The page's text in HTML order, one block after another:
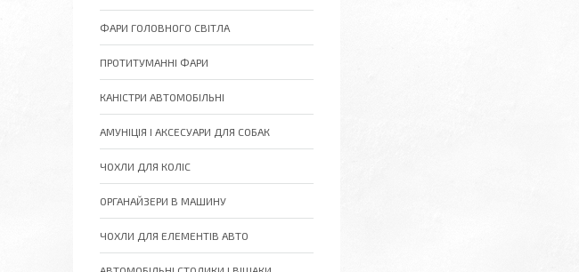
ФАРИ ГОЛОВНОГО СВІТЛА
ПРОТИТУМАННІ ФАРИ
КАНІСТРИ АВТОМОБІЛЬНІ
АМУНІЦІЯ І АКСЕСУАРИ ДЛЯ СОБАК
ЧОХЛИ ДЛЯ КОЛІС
ОРГАНАЙЗЕРИ В МАШИНУ
ЧОХЛИ ДЛЯ ЕЛЕМЕНТІВ АВТО